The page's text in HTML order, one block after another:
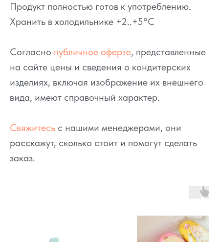
Продукт полностью готов к употреблению.
Хранить в холодильнике +2..+5°C
Согласно публичное оферте, представленные
на сайте цены и сведения о кондитерских
изделиях, включая изображение их внешнего
вида, имеют справочный характер.
Свяжитесь с нашими менеджерами, они
расскажут, сколько стоит и помогут сделать
заказ.